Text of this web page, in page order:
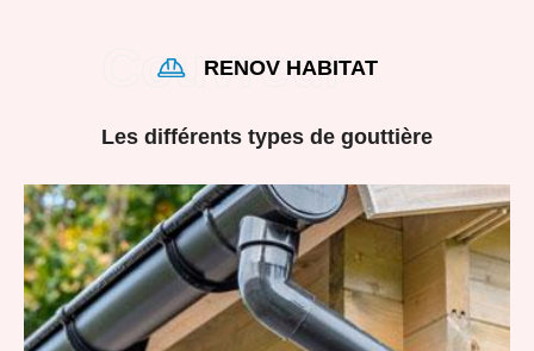
RENOV HABITAT
Les différents types de gouttière